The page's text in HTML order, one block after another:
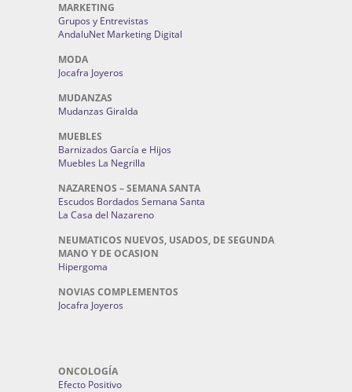
MARKETING
Grupos y Entrevistas
AndaluNet Marketing Digital
MODA
Jocafra Joyeros
MUDANZAS
Mudanzas Giralda
MUEBLES
Barnizados García e Hijos
Muebles La Negrilla
NAZARENOS – SEMANA SANTA
Escudos Bordados Semana Santa
La Casa del Nazareno
NEUMATICOS NUEVOS, USADOS, DE SEGUNDA
MANO Y DE OCASION
Hipergoma
NOVIAS COMPLEMENTOS
Jocafra Joyeros
ONCOLOGÍA
Efecto Positivo